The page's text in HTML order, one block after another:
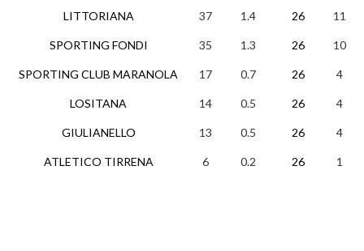
LITTORIANA
SPORTING FONDI
SPORTING CLUB MARANOLA
LOSITANA
GIULIANELLO
ATLETICO TIRRENA
37 1.4 26 11
35 1.3 26 10
17 0.7 26 4
14 0.5 26 4
13 0.5 26 4
6 0.2 26 1